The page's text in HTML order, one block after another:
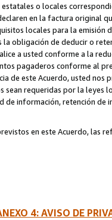
o locales
en la factura original
locales para la emisión
obligación de deducir o
a usted conforme a la
pagaderos conforme al
de este Acuerdo, usted
sean requeridas por la leyes
de información, retención de
en este Acuerdo, las
4: AVISO DE